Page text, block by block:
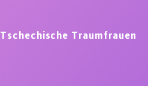
Tschechische Traumfrauen